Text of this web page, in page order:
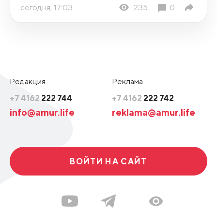
сегодня, 17:03 235 0
Редакция
+7 4162 222 744
info@amur.life
Реклама
+7 4162 222 742
reklama@amur.life
ВОЙТИ НА САЙТ